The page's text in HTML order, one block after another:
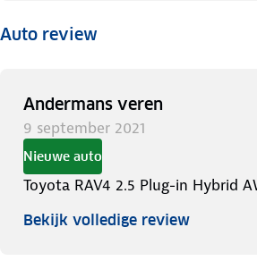
Auto review
Andermans veren
9 september 2021
Nieuwe auto
Toyota RAV4 2.5 Plug-in Hybrid
Bekijk volledige review